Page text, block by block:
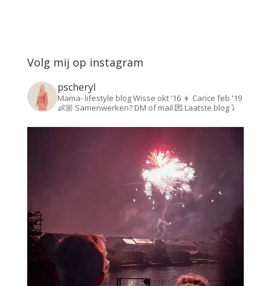
Volg mij op instagram
pscheryl
Mama- lifestyle blogWisse okt '16 👦 Carice feb '19
👶🏼 Samenwerken? DM of mail 💌Laatste blog ⤵️